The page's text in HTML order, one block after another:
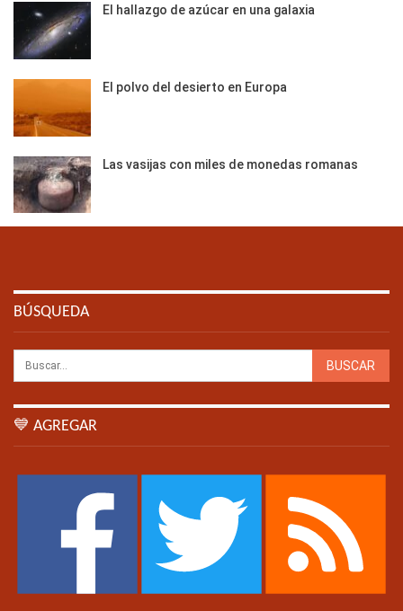
El hallazgo de azúcar en una galaxia
El polvo del desierto en Europa
Las vasijas con miles de monedas romanas
BÚSQUEDA
💙 AGREGAR